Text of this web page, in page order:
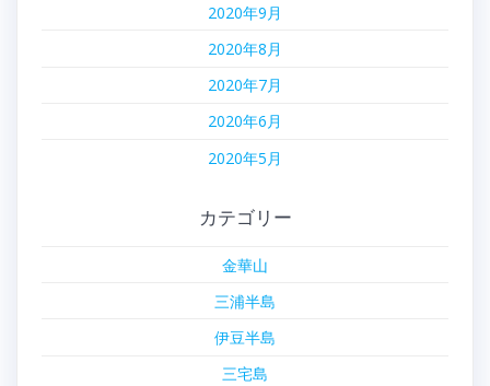
2020年9月
2020年8月
2020年7月
2020年6月
2020年5月
カテゴリー
金華山
三浦半島
伊豆半島
三宅島